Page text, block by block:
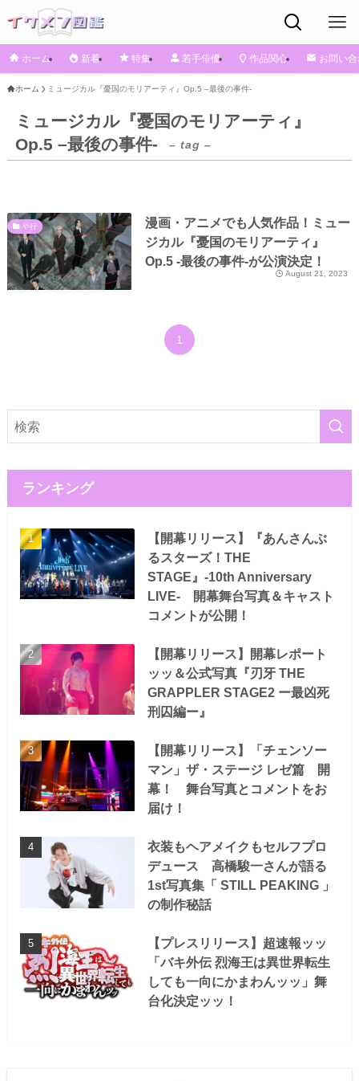
ホーム 新着 特集 若手俳優 作品関心 お問い
ホーム ミュージカル『憂国のモリアーティ』Op.5 –最後の事件-
ミュージカル『憂国のモリアーティ』
Op.5 –最後の事件-
– tag –
や行
漫画・アニメでも人気作品！ミュー
ジカル『憂国のモリアーティ』
Op.5 -最後の事件-が公演決定！
August 21, 2023
1
ランキング
【開幕リリース】『あんさんぶ
るスターズ！THE
STAGE』-10th Anniversary
LIVE- 開幕舞台写真＆キャスト
コメントが公開！
【開幕リリース】開幕レポート
ッッ＆公式写真『刃牙 THE
GRAPPLER STAGE2 ー最凶死
刑囚編ー』
【開幕リリース】「チェンソー
マン」ザ・ステージ レゼ篇 開
幕！ 舞台写真とコメントをお
届け！
衣装もヘアメイクもセルフプロ
デュース 高橋駿一さんが語る
1st写真集「 STILL PEAKING 」
の制作秘話
【プレスリリース】超速報ッッ
「バキ外伝 烈海王は異世界転生
しても一向にかまわんッッ」舞
台化決定ッッ！